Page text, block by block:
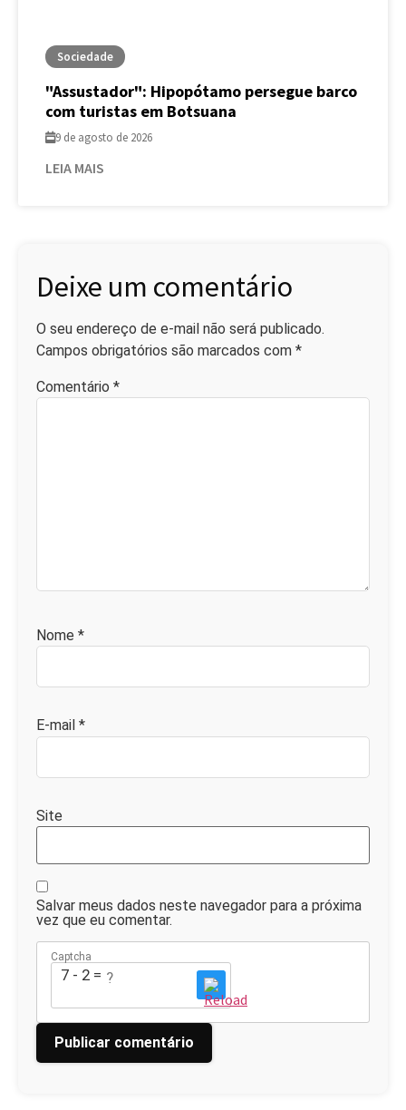
Sociedade
"Assustador": Hipopótamo persegue barco
com turistas em Botsuana
9 de agosto de 2026
LEIA MAIS
Deixe um comentário
O seu endereço de e-mail não será publicado.
Campos obrigatórios são marcados com *
Comentário *
Nome *
E-mail *
Site
Salvar meus dados neste navegador para a próxima
vez que eu comentar.
Captcha
7 - 2 = ?